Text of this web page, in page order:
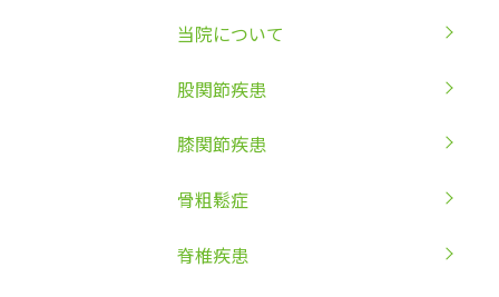
当院について
股関節疾患
膝関節疾患
骨粗鬆症
脊椎疾患